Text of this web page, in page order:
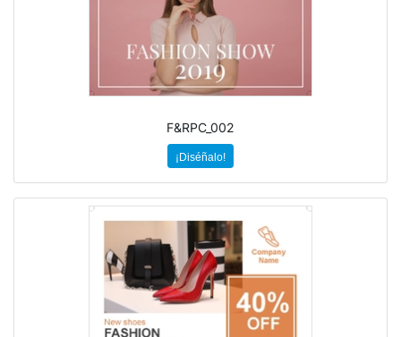
F&RPC_002
¡Diséñalo!